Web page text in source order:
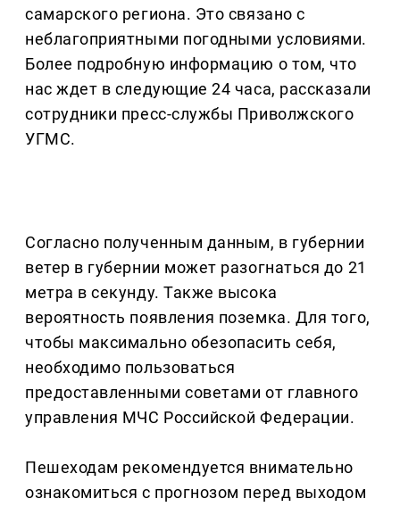
самарского региона. Это связано с
неблагоприятными погодными условиями.
Более подробную информацию о том, что
нас ждет в следующие 24 часа, рассказали
сотрудники пресс-службы Приволжского
УГМС.
Согласно полученным данным, в губернии
ветер в губернии может разогнаться до 21
метра в секунду. Также высока
вероятность появления поземка. Для того,
чтобы максимально обезопасить себя,
необходимо пользоваться
предоставленными советами от главного
управления МЧС Российской Федерации.
Пешеходам рекомендуется внимательно
ознакомиться с прогнозом перед выходом